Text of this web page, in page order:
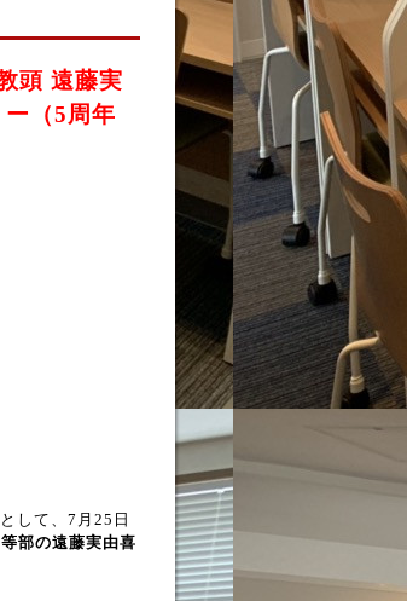
頭 遠藤実
（5周年
して、7月25日
部の遠藤実由喜